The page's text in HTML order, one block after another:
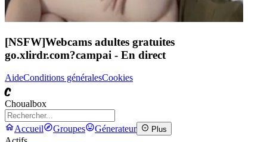
[NSFW]Webcams adultes gratuites
go.xlirdr.com?campai - En direct
AideConditions généralesCookies
C
Choualbox
Accueil Groupes Génerateur Plus